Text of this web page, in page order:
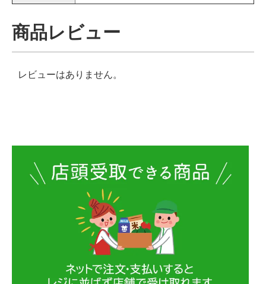
商品レビュー
レビューはありません。